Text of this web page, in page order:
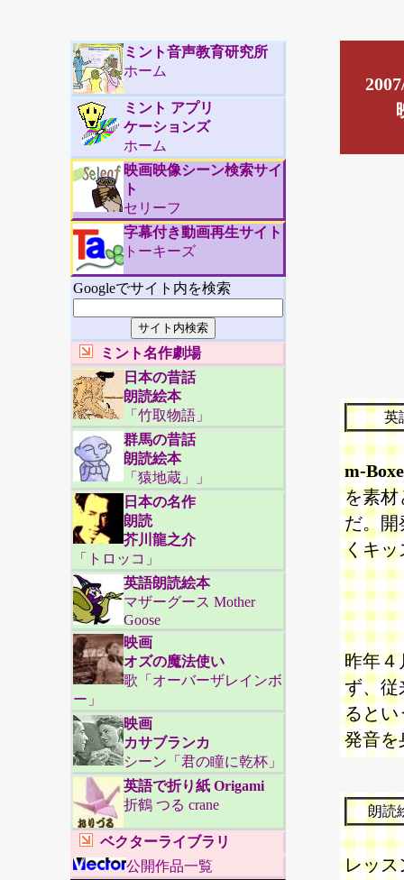
ミント音声教育研究所
ホーム
ミント アプリ
ケーションズ
ホーム
映画映像シーン検索サイ
ト
セリーフ
字幕付き動画再生サイト
トーキーズ
Googleでサイト内を検索
ミント名作劇場
日本の昔話
朗読絵本
「竹取物語」
群馬の昔話
朗読絵本
「猿地蔵」」
日本の名作
朗読
芥川龍之介
「トロッコ」
英語朗読絵本
マザーグース Mother
Goose
映画
オズの魔法使い
歌「オーバーザレインボ
ー」
映画
カサブランカ
シーン「君の瞳に乾杯」
英語で折り紙 Origami
折鶴 つる crane
ベクターライブラリ
公開作品一覧
英
m-
を素材
だ。開
くキッ
昨年４
ず、従
るとい
発音を
朗読
レッス